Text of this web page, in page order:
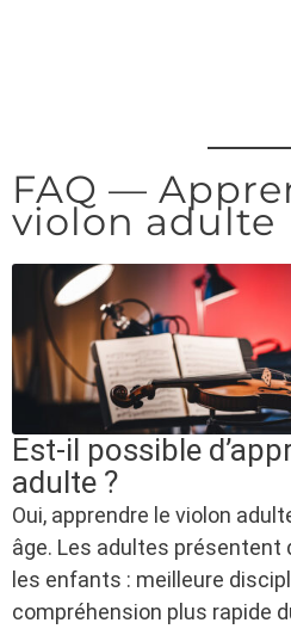
FAQ —
violon adulte
Est-il possible
adulte ?
Oui, apprendre le violon
âge. Les adultes présentent
les enfants : meilleure
compréhension plus rapide